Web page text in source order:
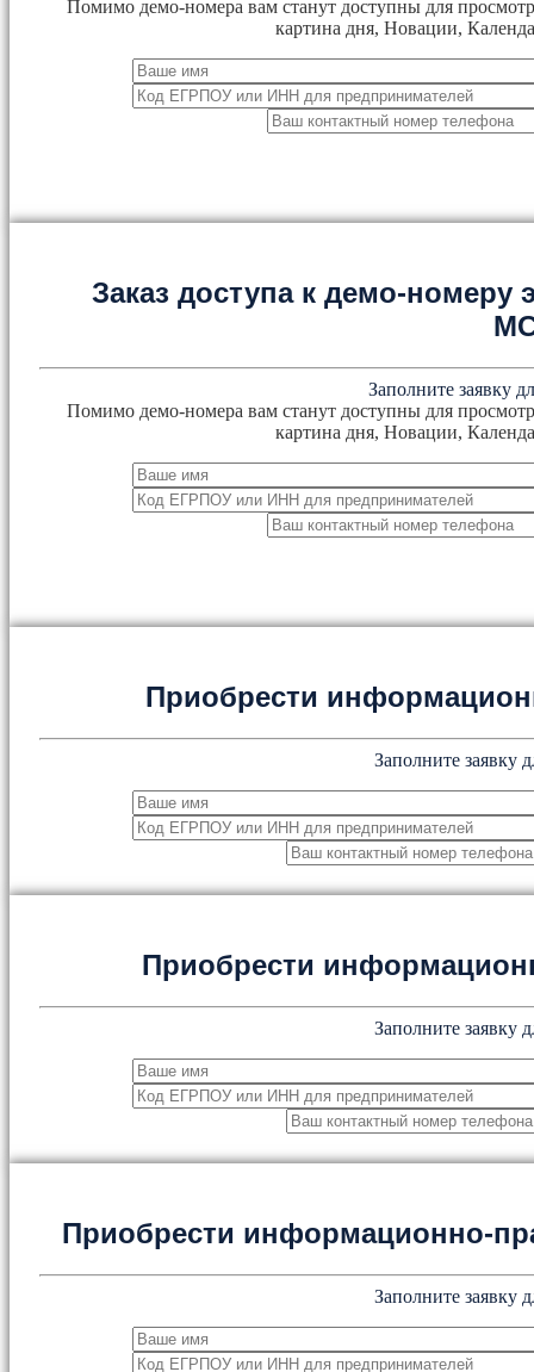
Помимо демо-номера вам станут доступны для
картина дня, Новации,
Заказ доступа к демо-номеру
Заполните заявку
Помимо демо-номера вам станут доступны для
картина дня, Новации,
Приобрести
Заполните заявку
Приобрести
Заполните заявку
Приобрести информационно-
Заполните заявку